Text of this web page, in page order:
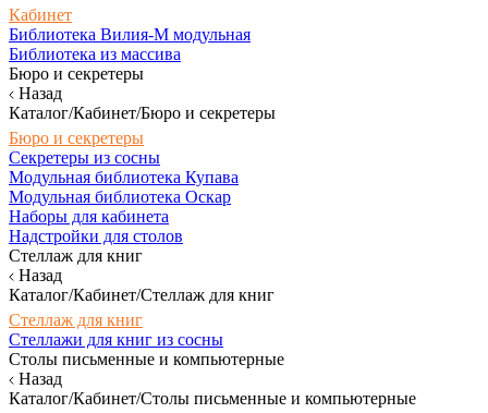
Кабинет
Библиотека Вилия-М модульная
Библиотека из массива
Бюро и секретеры
Назад
Каталог/Кабинет/Бюро и секретеры
Бюро и секретеры
Секретеры из сосны
Модульная библиотека Купава
Модульная библиотека Оскар
Наборы для кабинета
Надстройки для столов
Стеллаж для книг
Назад
Каталог/Кабинет/Стеллаж для книг
Стеллаж для книг
Стеллажи для книг из сосны
Столы письменные и компьютерные
Назад
Каталог/Кабинет/Столы письменные и компьютерные